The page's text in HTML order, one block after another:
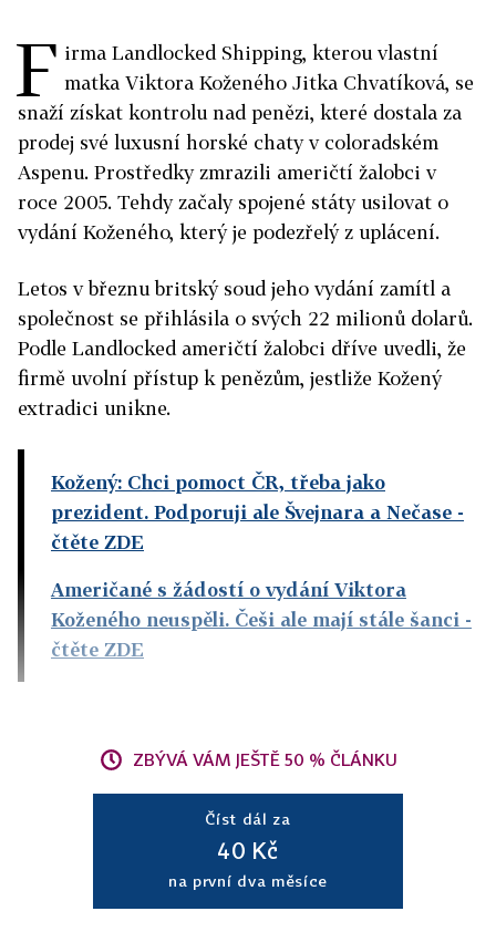
F irma Landlocked Shipping, kterou vlastní
matka Viktora Koženého Jitka Chvatíková, se
snaží získat kontrolu nad penězi, které dostala za
prodej své luxusní horské chaty v coloradském
Aspenu. Prostředky zmrazili američtí žalobci v
roce 2005. Tehdy začaly spojené státy usilovat o
vydání Koženého, který je podezřelý z uplácení.
Letos v březnu britský soud jeho vydání zamítl a
společnost se přihlásila o svých 22 milionů dolarů.
Podle Landlocked američtí žalobci dříve uvedli, že
firmě uvolní přístup k penězům, jestliže Kožený
extradici unikne.
Kožený: Chci pomoct ČR, třeba jako
prezident. Podporuji ale Švejnara a Nečase -
čtěte ZDE
Američané s žádostí o vydání Viktora
Koženého neuspěli. Češi ale mají stále šanci -
čtěte ZDE
ZBÝVÁ VÁM JEŠTĚ 50 % ČLÁNKU
Číst dál za
40 Kč
na první dva měsíce